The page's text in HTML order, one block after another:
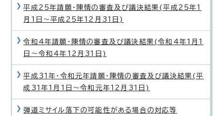
平成25年請願・陳情の審査及び議決結果(平成25年1
月1日〜平成25年12月31日)
令和4年請願・陳情の審査及び議決結果(令和4年1月1
日〜令和4年12月31日)
平成31年・令和元年請願・陳情の審査及び議決結果(平
成31年1月1日〜令和元年12月31日)
弾道ミサイル落下の可能性がある場合の対応等